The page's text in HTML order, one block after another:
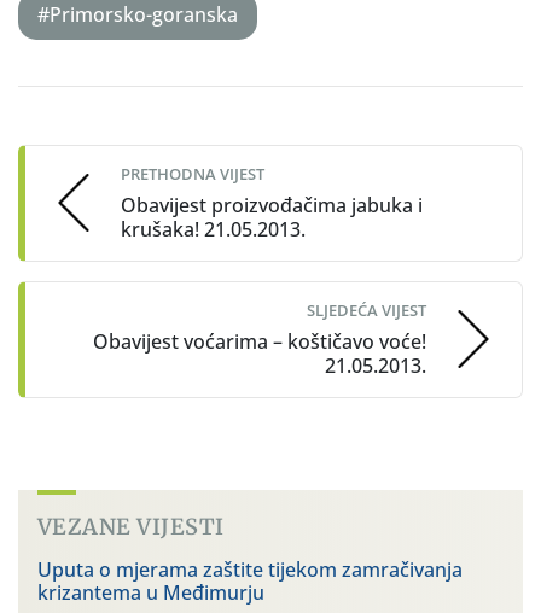
#Primorsko-goranska
navigation
PRETHODNA VIJEST
Obavijest proizvođačima jabuka i
krušaka! 21.05.2013.
SLJEDEĆA VIJEST
Obavijest voćarima – koštičavo voće!
21.05.2013.
VEZANE VIJESTI
Uputa o mjerama zaštite tijekom zamračivanja
krizantema u Međimurju